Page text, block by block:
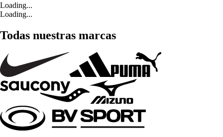
Loading...
Loading...
Todas nuestras marcas